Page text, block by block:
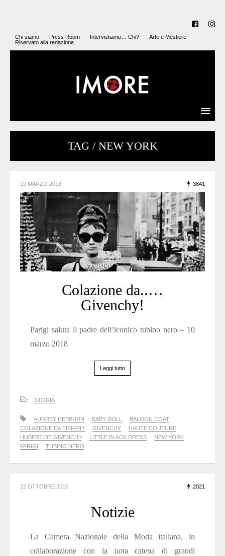
Chi siamo Press Room Intervistiamo… Chi?
Arte e Mestiere
Riservato alla redazione
TAG / NEW YORK
19 MARZO 2018 3841
Colazione da..…
Givenchy!
Parigi saluta il padre dell’iconico tubino nero – 10
marzo 2018
Leggi tutto
STORIA
AUDREY HEPBURN BABY DOLL
BALOON COAT
COLAZIONE DA TIFFANY
GIVENCHY
HAUTE COUTURE
HUBERT DE GIVENCHY
LITTLE BLACK DRESS
NEW YORK
PARIGI
TUBINO NERO
22 OTTOBRE 2010 2021
Notizie
La Camera Nazionale della Moda italiana, in
collaborazione con la nota catena di grandi